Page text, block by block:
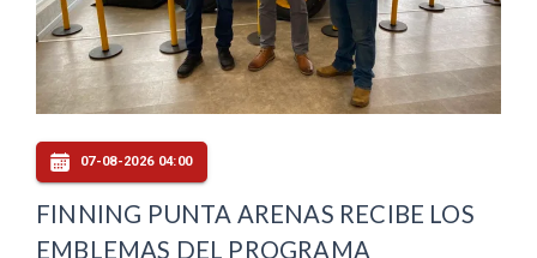
07-08-2026 04:00
FINNING PUNTA ARENAS RECIBE LOS
EMBLEMAS DEL PROGRAMA